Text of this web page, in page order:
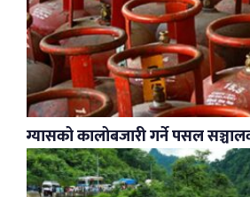
ग्यासको कालोबजारी गर्ने पसल